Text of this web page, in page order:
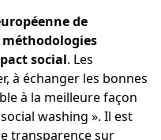
de
social. Les
à échanger les bonnes
à la meilleure façon
washing ». Il est
transparence sur